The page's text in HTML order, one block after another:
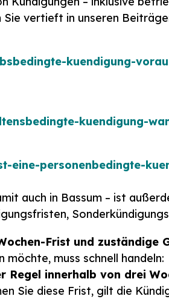
vertieft in unseren
kuendigung-
kuendigung-
eine-personenbedingte-
auch in Bassum – ist
Frist und zuständige
muss schnell handeln:
Regel innerhalb von drei
Sie diese Frist, gilt die